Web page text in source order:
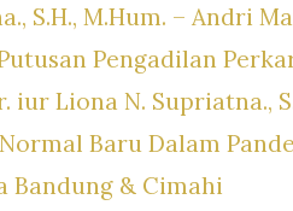
S.H., M.Hum. – Andri
Pengadilan
iur Liona N. Supriatna.,
Baru Dalam
Bandung & Cimahi